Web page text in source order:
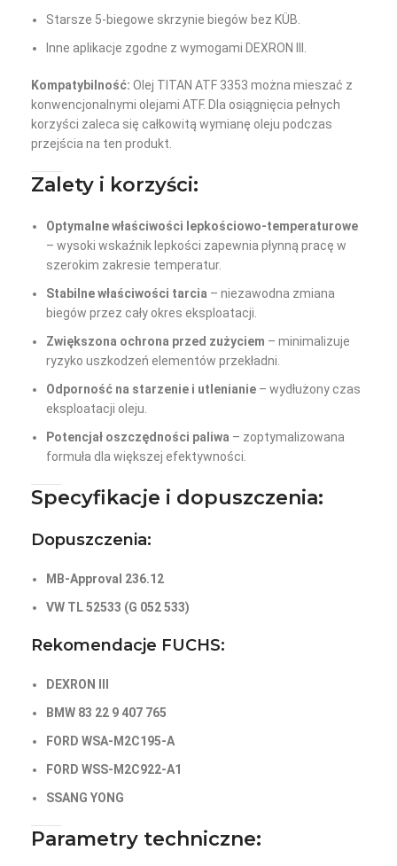
Starsze 5-biegowe skrzynie biegów bez KÜB.
Inne aplikacje zgodne z wymogami DEXRON III.
Kompatybilność: Olej TITAN ATF 3353 można mieszać z
konwencjonalnymi olejami ATF. Dla osiągnięcia pełnych
korzyści zaleca się całkowitą wymianę oleju podczas
przejścia na ten produkt.
Zalety i korzyści:
Optymalne właściwości lepkościowo-temperaturowe
– wysoki wskaźnik lepkości zapewnia płynną pracę w
szerokim zakresie temperatur.
Stabilne właściwości tarcia – niezawodna zmiana
biegów przez cały okres eksploatacji.
Zwiększona ochrona przed zużyciem – minimalizuje
ryzyko uszkodzeń elementów przekładni.
Odporność na starzenie i utlenianie – wydłużony czas
eksploatacji oleju.
Potencjał oszczędności paliwa – zoptymalizowana
formuła dla większej efektywności.
Specyfikacje i dopuszczenia:
Dopuszczenia:
MB-Approval 236.12
VW TL 52533 (G 052 533)
Rekomendacje FUCHS:
DEXRON III
BMW 83 22 9 407 765
FORD WSA-M2C195-A
FORD WSS-M2C922-A1
SSANG YONG
Parametry techniczne: